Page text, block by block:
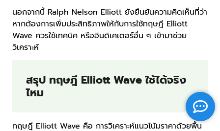
นอกจากนี้ Ralph Nelson Elliott ยังยืนยันความคิดเห็นที่ว่า
หากต้องการเพิ่มประสิทธิภาพให้กับการใช้ทฤษฎี Elliott
Wave ควรใช้เทคนิค หรืออินดิเคเตอร์อื่น ๆ เข้ามาช่วย
วิเคราะห์
สรุป ทฤษฎี Elliott Wave ใช้ได้จริง
ไหม
ทฤษฎี Elliott Wave คือ การวิเคราะห์แนวโน้มราคาด้วยพื้น